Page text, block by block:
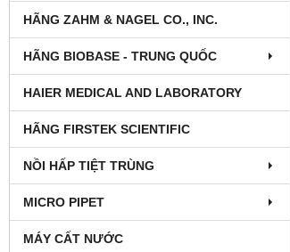
HÃNG ZAHM & NAGEL CO., INC.
HÃNG BIOBASE - TRUNG QUỐC
HAIER MEDICAL AND LABORATORY
HÃNG FIRSTEK SCIENTIFIC
NỒI HẤP TIỆT TRÙNG
MICRO PIPET
MÁY CẤT NƯỚC